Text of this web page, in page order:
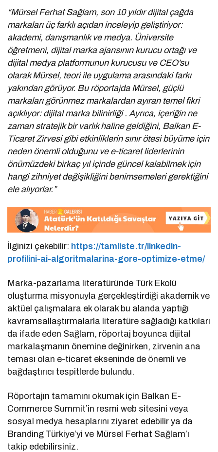
“Mürsel Ferhat Sağlam, son 10 yıldır dijital çağda
markaları üç farklı açıdan inceleyip geliştiriyor:
akademi, danışmanlık ve medya. Üniversite
öğretmeni, dijital marka ajansının kurucu ortağı ve
dijital medya platformunun kurucusu ve CEO’su
olarak Mürsel, teori ile uygulama arasındaki farkı
yakından görüyor. Bu röportajda Mürsel, güçlü
markaları görünmez markalardan ayıran temel fikri
açıklıyor: dijital marka bilinirliği . Ayrıca, içeriğin ne
zaman stratejik bir varlık haline geldiğini, Balkan E-
Ticaret Zirvesi gibi etkinliklerin sınır ötesi büyüme için
neden önemli olduğunu ve e-ticaret liderlerinin
önümüzdeki birkaç yıl içinde güncel kalabilmek için
hangi zihniyet değişikliğini benimsemeleri gerektiğini
ele alıyorlar.”
İlginizi çekebilir: https://tamliste.tr/linkedin-
profilini-ai-algoritmalarina-gore-optimize-etme/
Marka-pazarlama literatüründe Türk Ekolü
oluşturma misyonuyla gerçekleştirdiği akademik ve
aktüel çalışmalara ek olarak bu alanda yaptığı
kavramsallaştırmalarla literatüre sağladığı katkıları
da ifade eden Sağlam, röportaj boyunca dijital
markalaşmanın önemine değinirken, zirvenin ana
teması olan e-ticaret ekseninde de önemli ve
bağdaştırıcı tespitlerde bulundu.
Röportajın tamamını okumak için Balkan E-
Commerce Summit’in resmi web sitesini veya
sosyal medya hesaplarını ziyaret edebilir ya da
Branding Türkiye’yi ve Mürsel Ferhat Sağlam’ı
takip edebilirsiniz.